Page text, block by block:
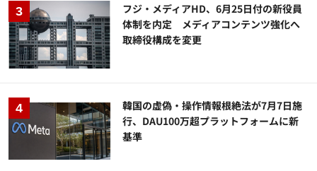
フジ・メディアHD、6月25日付の新役員
体制を内定 メディアコンテンツ強化へ
取締役構成を変更
韓国の虚偽・操作情報根絶法が7月7日施
行、DAU100万超プラットフォームに新
基準